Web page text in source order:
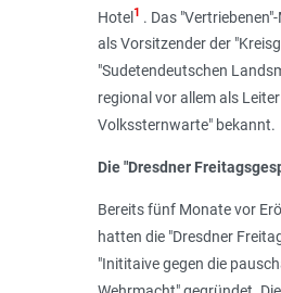
Hotel1 . Das
als Vorsitzender der
"Sudetendeutschen
regional vor allem als
Volkssternwarte" bekannt.
Die "Dresdner
Bereits fünf Monate vor
hatten die "Dresdner
"Inititaive gegen die